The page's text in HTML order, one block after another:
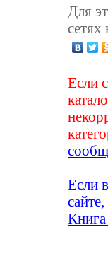
Для
сетях
Если
Если
Книга